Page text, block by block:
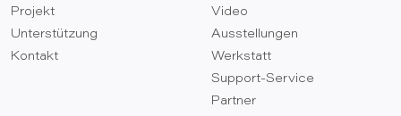
Projekt
Unterstützung
Kontakt
Video
Ausstellungen
Werkstatt
Support-Service
Partner